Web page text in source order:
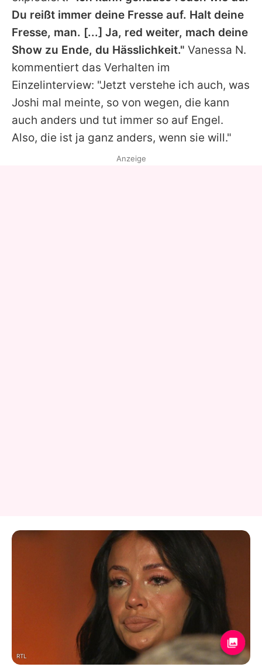
Du reißt immer deine Fresse auf. Halt deine
Fresse, man. [...] Ja, red weiter, mach deine
Show zu Ende, du Hässlichkeit." Vanessa N.
kommentiert das Verhalten im
Einzelinterview: "Jetzt verstehe ich auch, was
Joshi mal meinte, so von wegen, die kann
auch anders und tut immer so auf Engel.
Also, die ist ja ganz anders, wenn sie will."
Anzeige
RTL